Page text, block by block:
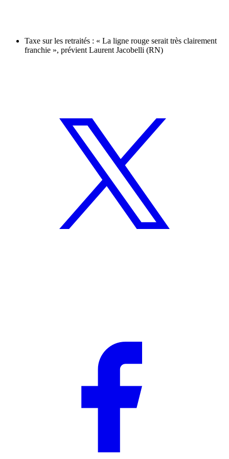
Taxe sur les retraités : « La ligne rouge serait très clairement
franchie », prévient Laurent Jacobelli (RN)